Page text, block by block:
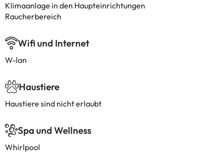
Klimaanlage in den Haupteinrichtungen
Raucherbereich
Wifi und Internet
W-lan
Haustiere
Haustiere sind nicht erlaubt
Spa und Wellness
Whirlpool